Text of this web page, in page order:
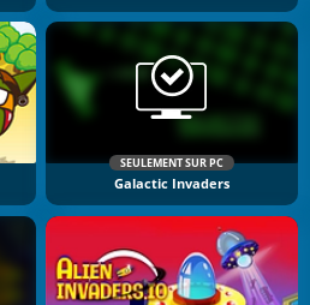
SEULEMENT SUR PC
Galactic Invaders